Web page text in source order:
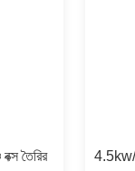
তৈরির
4.5kw/